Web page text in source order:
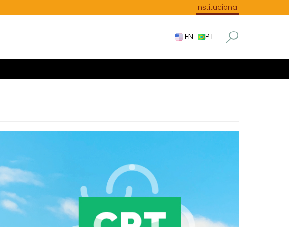
Institucional
EN PT